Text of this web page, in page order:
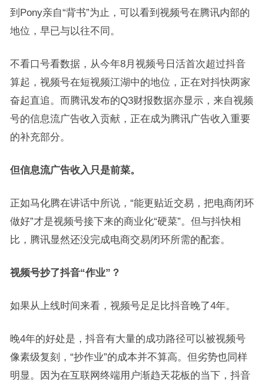
到Pony亲自“背书”为止，可以看到视频号在腾讯内部的
地位，早已与以往不同。
不看口号看数据，从今年8月视频号日活首次超过抖音
算起，视频号在短视频江湖中的地位，正在对抖快两家
奋起直追。而腾讯发布的Q3财报数据亦显示，来自视频
号的信息流广告收入贡献，正在成为腾讯广告收入重要
的补充部分。
但信息流广告收入只是前菜。
正如马化腾在讲话中所说，“能更贴近交易，把电商闭环
做好”才是视频号接下来的商业化“硬菜”。但与抖快相
比，腾讯显然还没完成电商交易闭环所需的配套。
视频号抄了抖音“作业”？
如果从上线时间来看，视频号足足比抖音晚了4年。
晚4年的好处是，抖音有大量的成功路径可以被视频号
像素级复刻，“抄作业”的成本并不算高。但劣势也同样
明显。因为在互联网终端用户渐趋天花板的当下，抖音